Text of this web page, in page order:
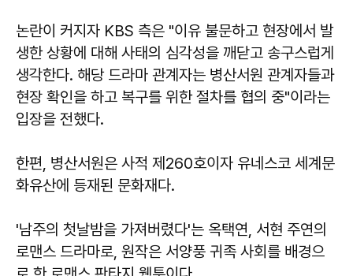
논란이 커지자 KBS 측은 "이유 불문하고 현장에서 발
생한 상황에 대해 사태의 심각성을 깨닫고 송구스럽게
생각한다. 해당 드라마 관계자는 병산서원 관계자들과
현장 확인을 하고 복구를 위한 절차를 협의 중"이라는
입장을 전했다.
한편, 병산서원은 사적 제260호이자 유네스코 세계문
화유산에 등재된 문화재다.
'남주의 첫날밤을 가져버렸다'는 옥택연, 서현 주연의
로맨스 드라마로, 원작은 서양풍 귀족 사회를 배경으